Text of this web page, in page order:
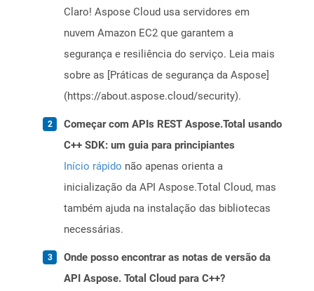
Claro! Aspose Cloud usa servidores em
nuvem Amazon EC2 que garantem a
segurança e resiliência do serviço. Leia mais
sobre as [Práticas de segurança da Aspose]
(https://about.aspose.cloud/security).
Começar com APIs REST Aspose.Total usando
C++ SDK: um guia para principiantes
Início rápido não apenas orienta a
inicialização da API Aspose.Total Cloud, mas
também ajuda na instalação das bibliotecas
necessárias.
Onde posso encontrar as notas de versão da
API Aspose. Total Cloud para C++?